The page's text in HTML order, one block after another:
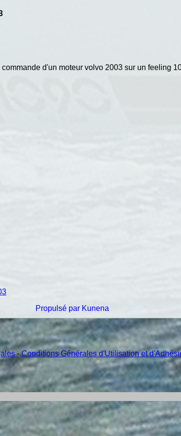
d'un moteur volvo 2003 sur un feeling
Propulsé par Kunena
-Conditions Générales d'Utilisation et